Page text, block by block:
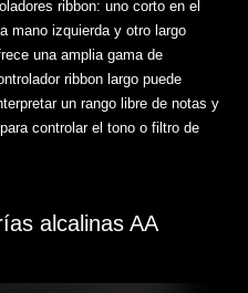
ribbon: uno corto en el
mano izquierda y otro largo
una amplia gama de
ribbon largo puede
un rango libre de notas y
controlar el tono o filtro de
alcalinas AA